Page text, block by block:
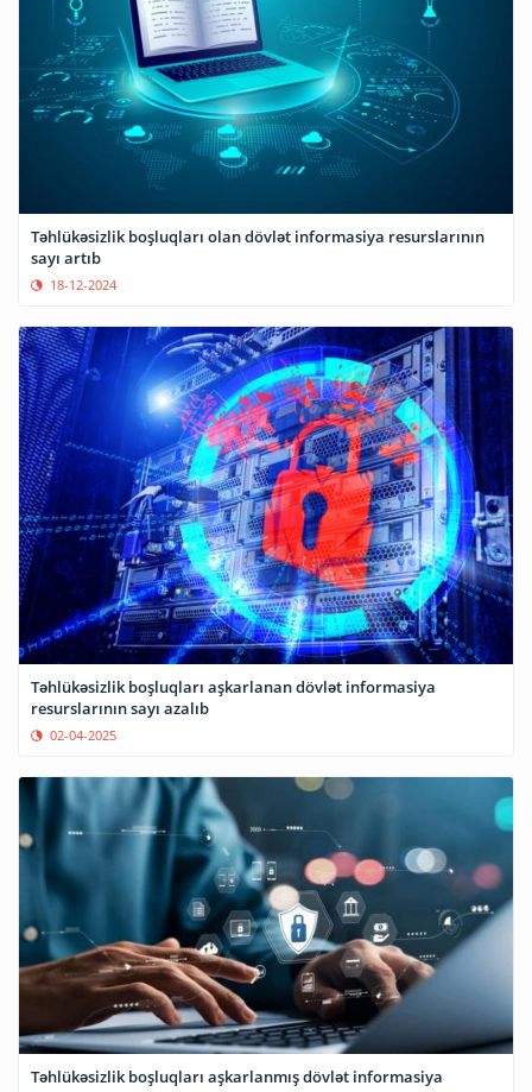
Təhlükəsizlik boşluqları olan dövlət informasiya resurslarının
sayı artıb
18-12-2024
Təhlükəsizlik boşluqları aşkarlanan dövlət informasiya
resurslarının sayı azalıb
02-04-2025
Təhlükəsizlik boşluqları aşkarlanmış dövlət informasiya